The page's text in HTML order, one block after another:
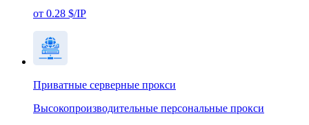
от 0.28 $/IP
Приватные серверные прокси
Высокопроизводительные персональные прокси